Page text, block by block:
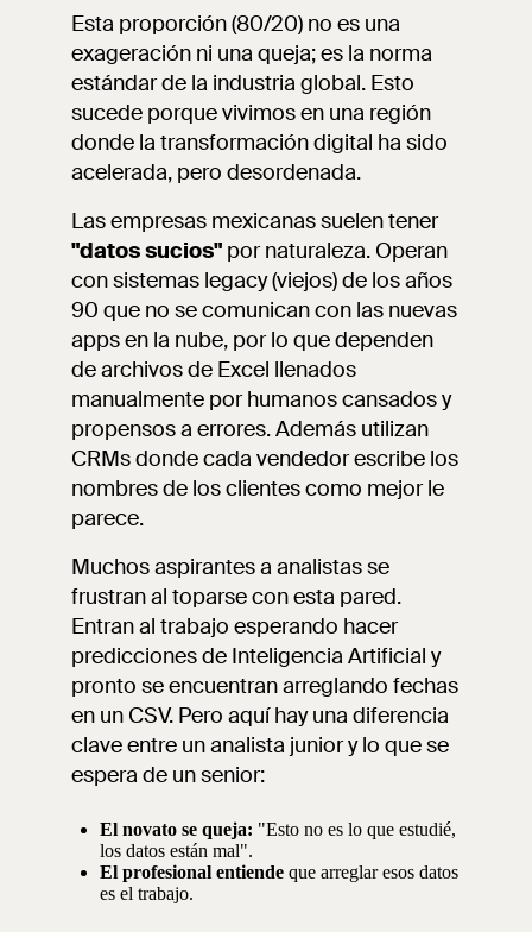
Esta proporción (80/20) no es una
exageración ni una queja; es la norma
estándar de la industria global. Esto
sucede porque vivimos en una región
donde la transformación digital ha sido
acelerada, pero desordenada.
Las empresas mexicanas suelen tener
"datos sucios" por naturaleza. Operan
con sistemas legacy (viejos) de los años
90 que no se comunican con las nuevas
apps en la nube, por lo que dependen
de archivos de Excel llenados
manualmente por humanos cansados y
propensos a errores. Además utilizan
CRMs donde cada vendedor escribe los
nombres de los clientes como mejor le
parece.
Muchos aspirantes a analistas se
frustran al toparse con esta pared.
Entran al trabajo esperando hacer
predicciones de Inteligencia Artificial y
pronto se encuentran arreglando fechas
en un CSV. Pero aquí hay una diferencia
clave entre un analista junior y lo que se
espera de un senior:
El novato se queja: "Esto no es lo que estudié,
los datos están mal".
El profesional entiende que arreglar esos datos
es el trabajo.